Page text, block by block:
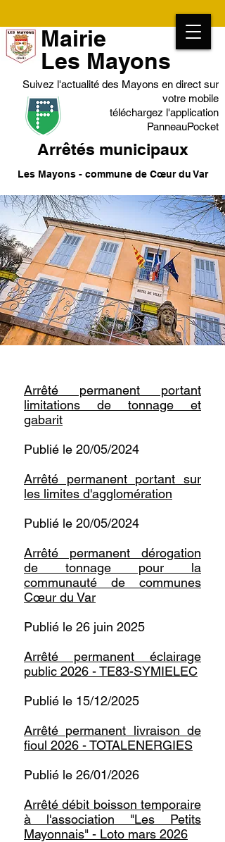
Mairie
Les Mayons
Suivez l'actualité des Mayons en direct sur
votre mobile
téléchargez l'application
PanneauPocket
Arrêtés municipaux
Les Mayons - commune de Cœur du Var
​Arrêté permanent portant
limitations de tonnage et
gabarit
Publié le 20/05/2024
Arrêté permanent portant sur
les limites d'agglomération
Publié le 20/05/2024
​​​Arrêté permanent dérogation
de tonnage pour la
communauté de communes
Cœur du Var​
Publié le 26 juin 2025
​​Arrêté permanent éclairage
public 2026 - TE83-SYMIELEC​
Publié le 15/12/2025
Arrêté permanent livraison de
fioul 2026 - TOTALENERGIES
Publié le 26/01/2026
​Arrêté débit boisson temporaire
à l'association "Les Petits
Mayonnais" - Loto mars 2026